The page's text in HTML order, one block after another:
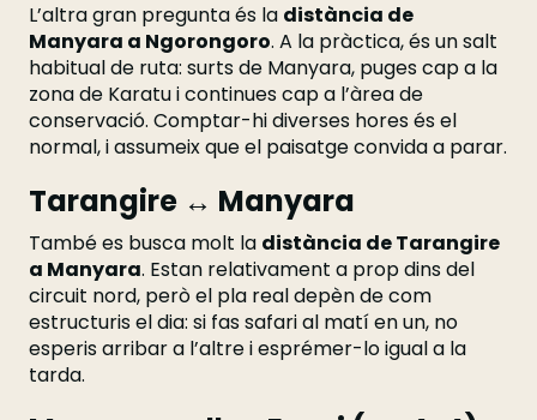
L’altra gran pregunta és la distància de
Manyara a Ngorongoro. A la pràctica, és un salt
habitual de ruta: surts de Manyara, puges cap a la
zona de Karatu i continues cap a l’àrea de
conservació. Comptar-hi diverses hores és el
normal, i assumeix que el paisatge convida a parar.
Tarangire ↔ Manyara
També es busca molt la distància de Tarangire
a Manyara. Estan relativament a prop dins del
circuit nord, però el pla real depèn de com
estructuris el dia: si fas safari al matí en un, no
esperis arribar a l’altre i esprémer-lo igual a la
tarda.